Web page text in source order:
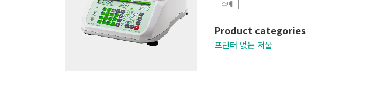
소매
Product categories
프린터 없는 저울